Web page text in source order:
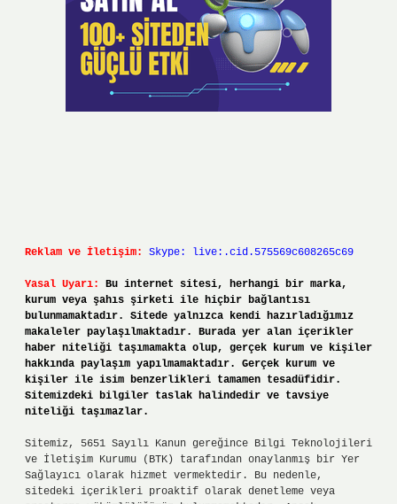
Reklam ve İletişim: Skype: live:.cid.575569c608265c69
Yasal Uyarı:
Bu internet sitesi, herhangi bir marka,
kurum veya şahıs şirketi ile hiçbir bağlantısı
bulunmamaktadır. Sitede yalnızca kendi hazırladığımız
makaleler paylaşılmaktadır. Burada yer alan içerikler
haber niteliği taşımamakta olup, gerçek kurum ve kişiler
hakkında paylaşım yapılmamaktadır. Gerçek kurum ve
kişiler ile isim benzerlikleri tamamen tesadüfidir.
Sitemizdeki bilgiler taslak halindedir ve tavsiye
niteliği taşımazlar.
Sitemiz, 5651 Sayılı Kanun gereğince Bilgi Teknolojileri
ve İletişim Kurumu (BTK) tarafından onaylanmış bir Yer
Sağlayıcı olarak hizmet vermektedir. Bu nedenle,
sitedeki içerikleri proaktif olarak denetleme veya